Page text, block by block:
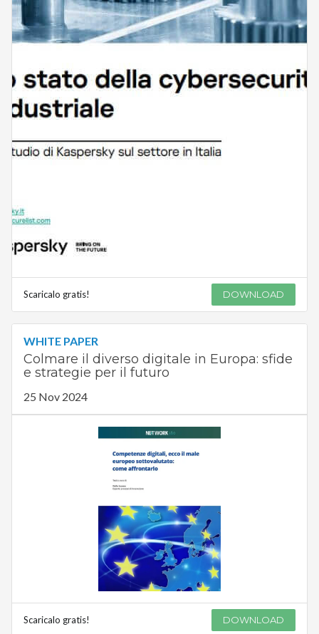
Scaricalo gratis! DOWNLOAD
WHITE PAPER
Colmare il diverso digitale in Europa: sfide
e strategie per il futuro
25 Nov 2024
Scaricalo gratis! DOWNLOAD